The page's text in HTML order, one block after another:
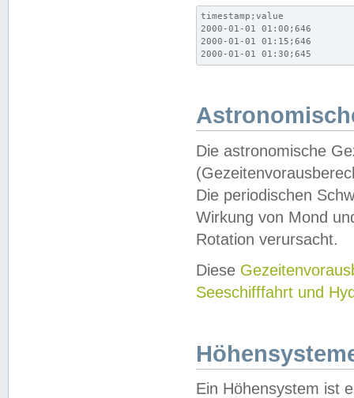
timestamp;value
2000-01-01 01:00;646
2000-01-01 01:15;646
2000-01-01 01:30;645
Die astronomische
Die periodischen
Wirkung von Mond
Rotation verursacht.
Diese
Seeschifffahrt und
Ein Höhensystem ist